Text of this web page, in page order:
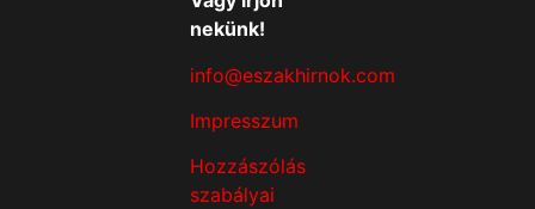
nekünk!
info@eszakhirnok.com
Impresszum
Hozzászólás
szabályai